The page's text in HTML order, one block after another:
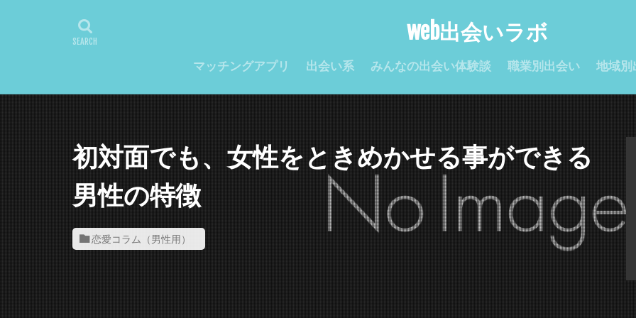
web出会いラボ
マッチングアプリ 出会い系 みんなの出会い体験談 職業別出会い 地域別
初対面でも、女性をときめかせる事ができる
男性の特徴
恋愛コラム（男性用）